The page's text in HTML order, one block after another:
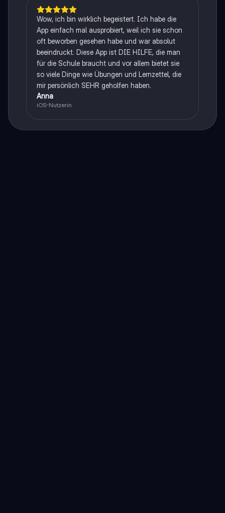
Wow, ich bin wirklich begeistert. Ich habe die
App einfach mal ausprobiert, weil ich sie schon
oft beworben gesehen habe und war absolut
beeindruckt. Diese App ist DIE HILFE, die man
für die Schule braucht und vor allem bietet sie
so viele Dinge wie Übungen und Lernzettel, die
mir persönlich SEHR geholfen haben.
Anna
iOS-Nutzerin